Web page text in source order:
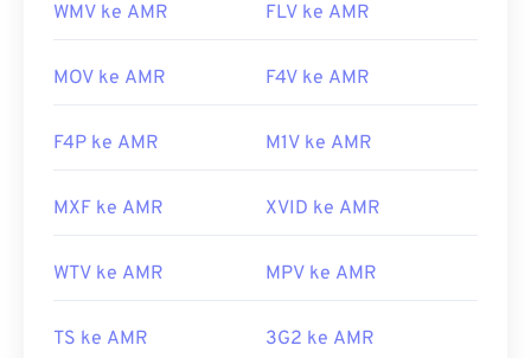
WMV ke AMR FLV ke AMR
MOV ke AMR F4V ke AMR
F4P ke AMR M1V ke AMR
MXF ke AMR XVID ke AMR
WTV ke AMR MPV ke AMR
TS ke AMR 3G2 ke AMR